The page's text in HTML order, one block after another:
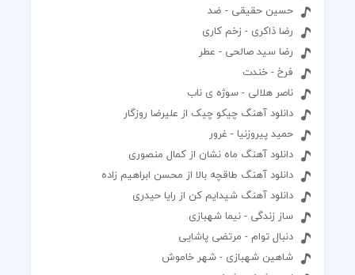
حسین حقیقی - ضد
رضا ذاکری - زخم کاری
رضا سید صالحی - عطر
فرخ - خندت
ناصر هلالی - سوژه ی ناب
دانلود آهنگ چیکو چیک از علیرضا روزگار
حمید پیروزنیا - غرور
دانلود آهنگ ماه نشان از کمال منصوری
دانلود آهنگ طاقچه بالا از محسن ابراهیم زاده
دانلود آهنگ شیدایم کن از رایا حیدری
ساز زندگی - نیما شهبازی
دنبال توام - مرتضی پاشایی
شاهین شهبازی - شهر خاموش